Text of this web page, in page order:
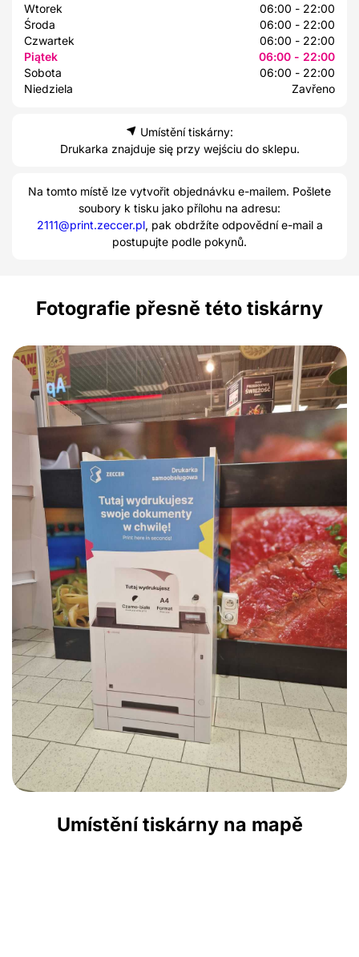
Wtorek
06:00 - 22:00
Środa
06:00 - 22:00
Czwartek
06:00 - 22:00
Piątek
06:00 - 22:00
Sobota
06:00 - 22:00
Niedziela
Zavřeno
Umístění tiskárny:
Drukarka znajduje się przy wejściu do sklepu.
Na tomto místě lze vytvořit objednávku e-mailem. Pošlete
soubory k tisku jako přílohu na adresu:
2111@print.zeccer.pl, pak obdržíte odpovědní e-mail a
postupujte podle pokynů.
Fotografie přesně této tiskárny
Umístění tiskárny na mapě